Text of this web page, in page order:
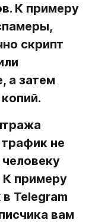
К примеру
скрипт
а затем
не
примеру
Telegram
вам